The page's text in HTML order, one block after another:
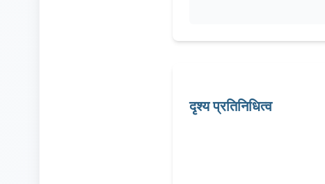
दृश्य प्रतिनिधित्व